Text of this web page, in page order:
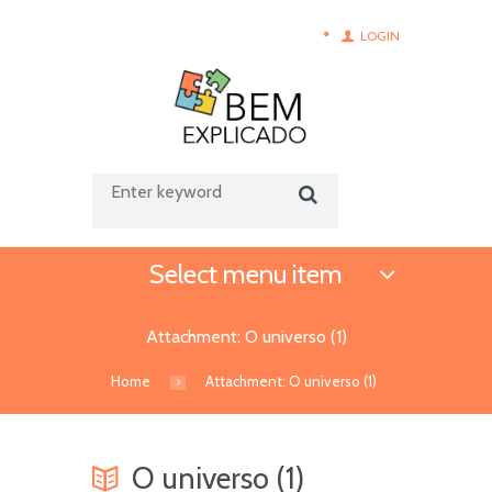
LOGIN
Select menu item
Attachment: O universo (1)
Home Attachment: O universo (1)
O universo (1)